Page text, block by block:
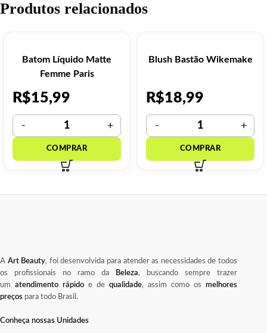
Produtos relacionados
Batom Líquido Matte
Femme Paris
R$15,99
Blush Bastão Wikemake
R$18,99
A Art Beauty, foi desenvolvida para atender as necessidades de todos
os profissionais no ramo da
Beleza, buscando sempre trazer
um atendimento rápido e de qualidade, assim como os melhores
preços para todo Brasil.
Conheça nossas Unidades